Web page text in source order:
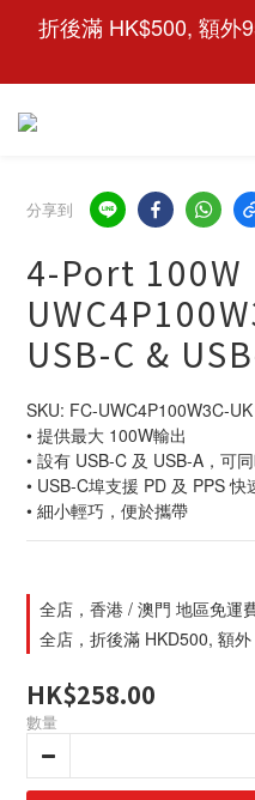
分享到
4-Port 100W
USB-C &
SKU: FC-UWC4P100W3C-UK
• 提供最大 100W輸出
• 設有 USB-C 及 USB-A，可
• USB-C埠支援 PD 及 PPS 快
• 細小輕巧，便於攜帶
全店，香港 / 澳門 地區免運
全店，折後滿 HKD500, 額
HK$258.00
數量